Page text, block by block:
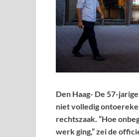
Den Haag- De 57-
niet volledig
rechtszaak. “Hoe
werk ging,” zei de